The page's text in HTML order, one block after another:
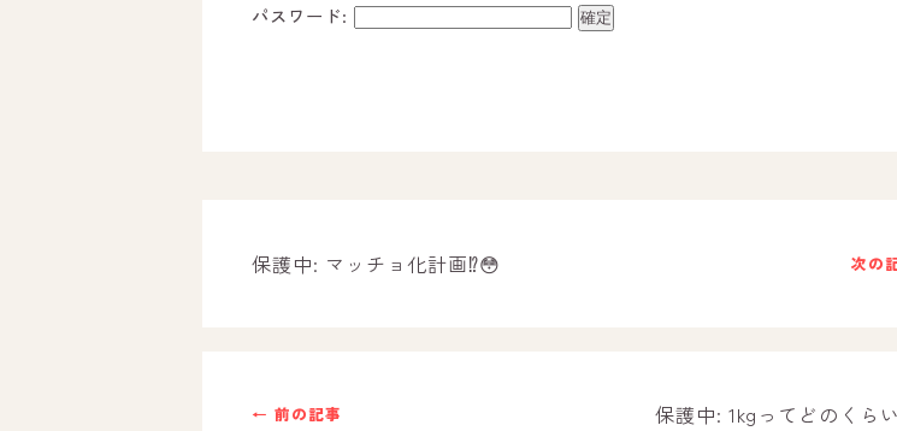
活動内容
パスワード:
次の
保護中: マッチョ化計画⁉️😳
← 前の記事 保護中: 1kgってどのくら